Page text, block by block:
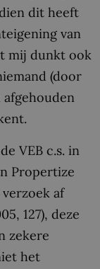
dit heeft
van
mij dunkt ook
(door
VEB c.s. in
Propertize
af
127), deze
zekere
het